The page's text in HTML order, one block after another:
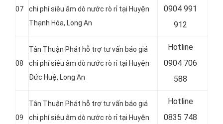
07
chi phí siêu âm dò nước rò rỉ tại Huyện
Thạnh Hóa, Long An
0904 991
912
08
Tân Thuận Phát hỗ trợ tư vấn báo giá
chi phí siêu âm dò nước rò rỉ tại Huyện
Đức Huệ, Long An
Hotline
0904 706
588
09
Tân Thuận Phát hỗ trợ tư vấn báo giá
chi phí siêu âm dò nước rò rỉ tại Huyện
Hotline
0835 748